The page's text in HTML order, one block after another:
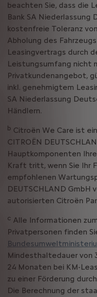
beachten Sie, dass die
Bank SA Niederlassung
kostenfreie Toleranz
Abholung des
Leasingvertrags durch
Leistungsumfang nicht
Privatkundenangebot,
inkl. genehmigtem
SA Niederlassung
Händlern.
b Citroën We Care ist
CITROËN
Hauptkomponenten
Kraft tritt, wenn Sie Ihr
empfohlenen
DEUTSCHLAND GmbH
autorisierten Citroën
c Alle Informationen
Privatpersonen finden
Mindesthaltedauer von
24 Monaten bei KM-
zu einer Förderung
Die Berechnung der